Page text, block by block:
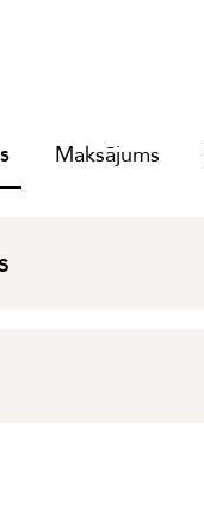
Maksājums